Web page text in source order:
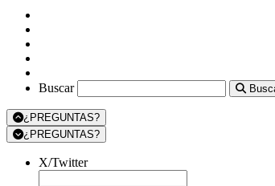
Buscar
¿PREGUNTAS?
¿PREGUNTAS?
X/Twitter